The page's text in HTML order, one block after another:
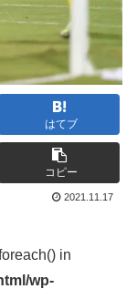
はてブ
コピー
2021.11.17
in
wp-